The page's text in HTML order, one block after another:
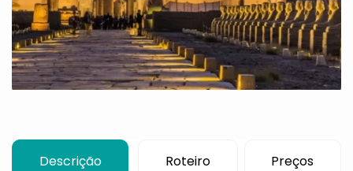
Descrição Roteiro Preços